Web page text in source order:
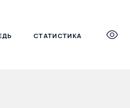
СТАТИСТИКА
+7 (495) 690-27-27